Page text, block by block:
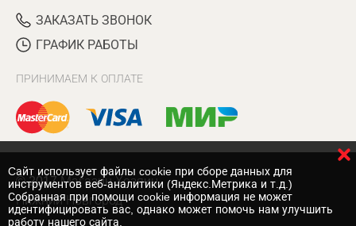
ЗАКАЗАТЬ ЗВОНОК
ГРАФИК РАБОТЫ
ПРИНИМАЕМ К ОПЛАТЕ
© 2017 Магазин Хозяин
Нижний Новгород
Cайт использует файлы cookie при сборе данных для
инструментов веб-аналитики (Яндекс.Метрика и т.д.)
Собранная при помощи cookie информация не может
идентифицировать вас, однако может помочь нам улучшить
работу нашего сайта.